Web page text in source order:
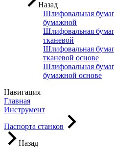
Назад
Шлифовальная
бумажной
Шлифовальная
тканевой
Шлифовальная
тканевой основе
Шлифовальная
бумажной основе
Навигация
Главная
Инструмент
Паспорта станков
Назад